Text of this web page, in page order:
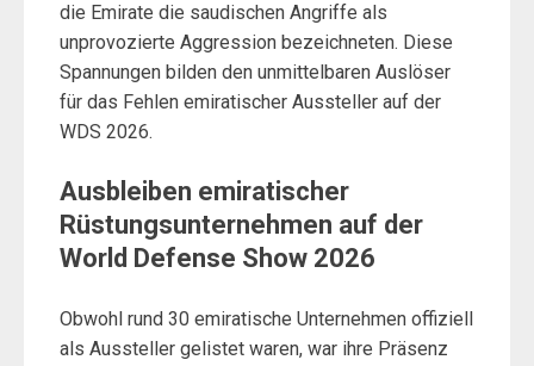
die Emirate die saudischen Angriffe als
unprovozierte Aggression bezeichneten. Diese
Spannungen bilden den unmittelbaren Auslöser
für das Fehlen emiratischer Aussteller auf der
WDS 2026.
Ausbleiben emiratischer
Rüstungsunternehmen auf der
World Defense Show 2026
Obwohl rund 30 emiratische Unternehmen offiziell
als Aussteller gelistet waren, war ihre Präsenz